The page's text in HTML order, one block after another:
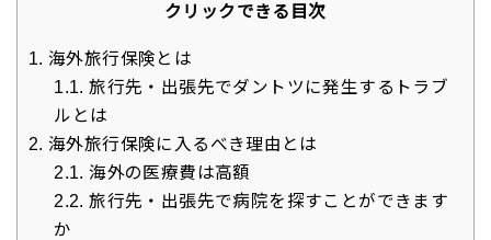
クリックできる目次
1. 海外旅行保険とは
1.1. 旅行先・出張先でダントツに発生するトラブ
ルとは
2. 海外旅行保険に入るべき理由とは
2.1. 海外の医療費は高額
2.2. 旅行先・出張先で病院を探すことができます
か